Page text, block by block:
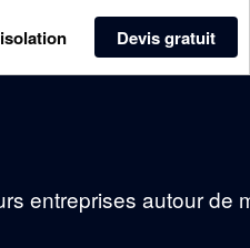
Devis gratuit
entreprises autour de